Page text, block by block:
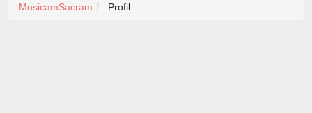
MusicamSacram Profil